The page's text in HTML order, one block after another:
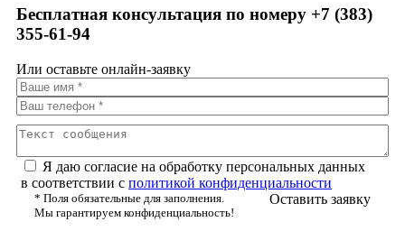
Бесплатная консультация по номеру +7 (383)
355-61-94
Или оставьте онлайн-заявку
Я даю согласие на обработку персональных данных
в соответствии сполитикой конфиденциальности
* Поля обязательные для заполнения.
Мы гарантируем конфиденциальность!
Оставить заявку